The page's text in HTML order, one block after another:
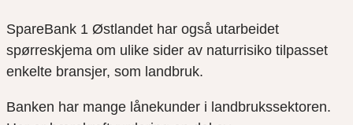
SpareBank 1 Østlandet har også utarbeidet
spørreskjema om ulike sider av naturrisiko tilpasset
enkelte bransjer, som landbruk.
Banken har mange lånekunder i landbrukssektoren.